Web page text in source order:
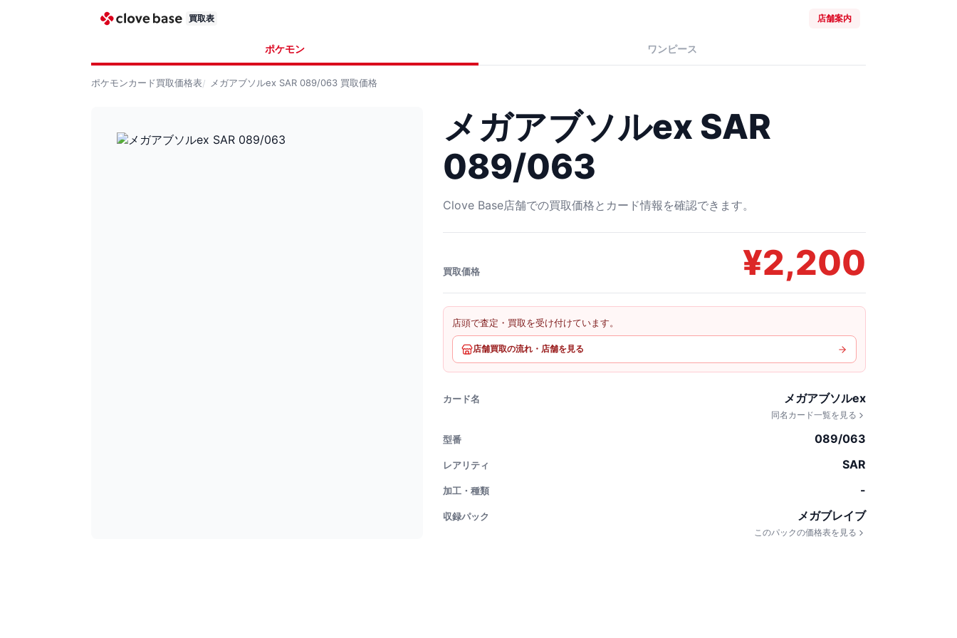
買取表 店舗案内
ポケモン ワンピース
ポケモンカード買取価格表 メガアブソルex SAR 089/063 買取価格
メガアブソルex SAR
089/063
Clove Base店舗での買取価格とカード情報を確認できます。
買取価格 ¥2,200
店頭で査定・買取を受け付けています。
店舗買取の流れ・店舗を見る
カード名 メガアブソルex
同名カード一覧を見る
型番 089/063
レアリティ SAR
加工・種類 -
収録パック メガブレイブ
このパックの価格表を見る